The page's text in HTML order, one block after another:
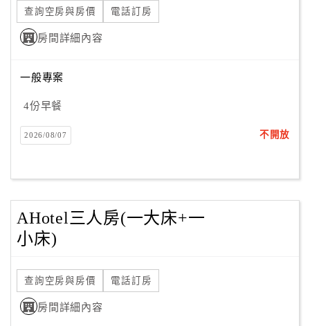
旅
伴
計
品
宣
查詢空房與房價 電話訂房
房間詳細內容
一般專案
4份早餐
2026/08/07 不開放
AHotel三人房(一大床+一
小床)
查詢空房與房價 電話訂房
房間詳細內容